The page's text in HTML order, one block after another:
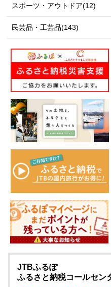
スポーツ・アウトドア(12)
民芸品・工芸品(143)
JTBふるぽ
ふるさと納税コールセン